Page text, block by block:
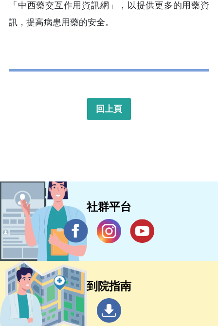
「中西藥交互作用資訊網」，以提供更多的用藥資
訊，提高病患用藥的安全。
回上頁
社群平台
到院指南